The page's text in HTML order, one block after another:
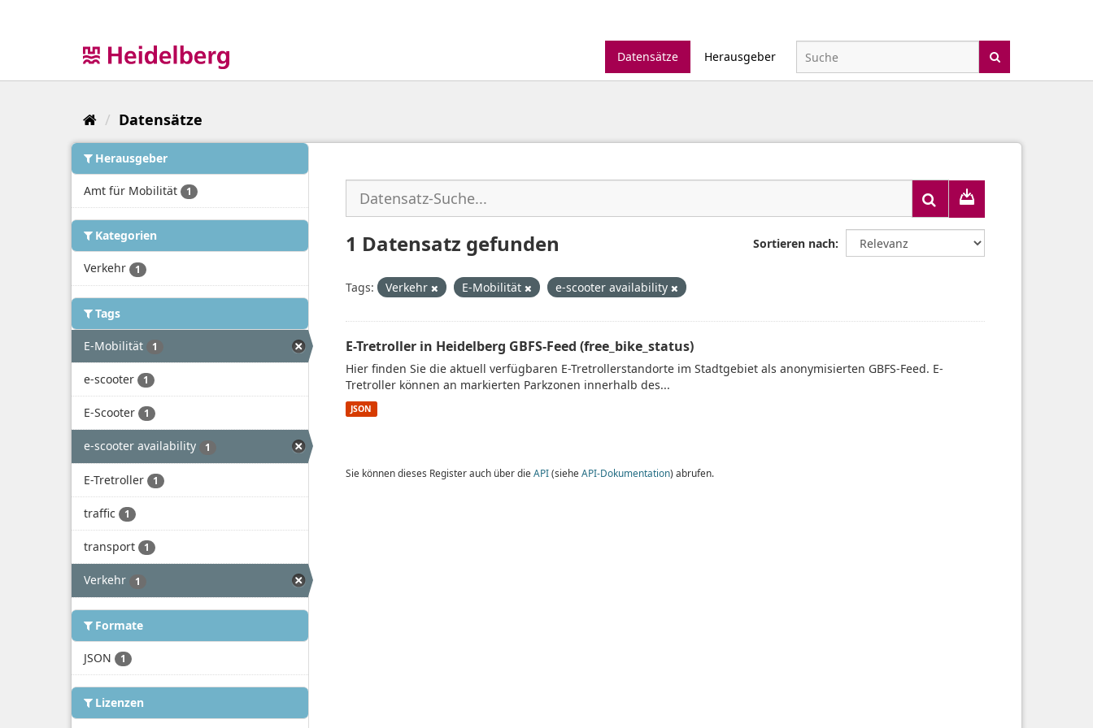
Datensätze
Herausgeber
Datensätze
Herausgeber
Amt für Mobilität 1
Kategorien
Verkehr 1
Tags
E-Mobilität 1
e-scooter 1
E-Scooter 1
e-scooter availability 1
E-Tretroller 1
traffic 1
transport 1
Verkehr 1
Formate
JSON 1
Lizenzen
Sortieren nach
1 Datensatz gefunden
Tags: Verkehr E-Mobilität e-scooter availability
E-Tretroller in Heidelberg GBFS-Feed (free_bike_status)
Hier finden Sie die aktuell verfügbaren E-Tretrollerstandorte im Stadtgebiet als anonymisierten GBFS-Feed. E-
Tretroller können an markierten Parkzonen innerhalb des...
JSON
Sie können dieses Register auch über die API(siehe API-Dokumentation) abrufen.